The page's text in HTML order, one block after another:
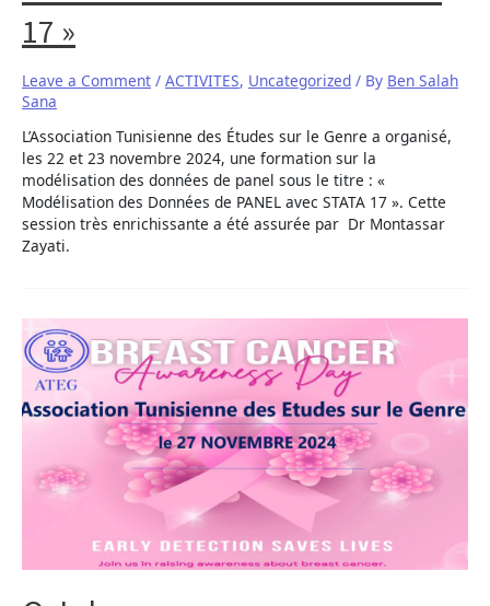
17 »
Leave a Comment / ACTIVITES, Uncategorized / By Ben Salah
Sana
L’Association Tunisienne des Études sur le Genre a organisé,
les 22 et 23 novembre 2024, une formation sur la
modélisation des données de panel sous le titre : «
Modélisation des Données de PANEL avec STATA 17 ». Cette
session très enrichissante a été assurée par Dr Montassar
Zayati.